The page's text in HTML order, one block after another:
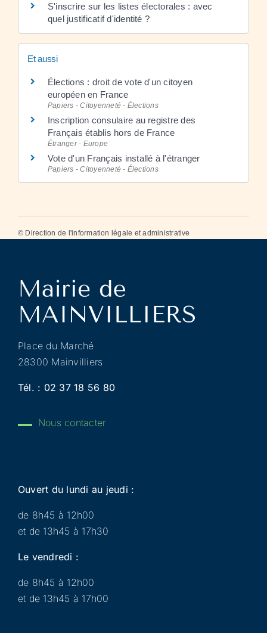
S'inscrire sur les listes électorales : avec
quel justificatif d'identité ?
Et aussi
Élections : droit de vote d'un citoyen
européen en France
Papiers - Citoyenneté - Élections
Inscription consulaire au registre des
Français établis hors de France
Étranger - Europe
Vote d'un Français installé à l'étranger
Papiers - Citoyenneté - Élections
© Direction de l'information légale et administrative
Place du Marché
28300 Mainvilliers
Tél. : 02 37 18 56 80
Nous contacter
Ouvert du lundi au jeudi :
de 8h45 à 12h00
et de 13h45 à 17h30
Le vendredi :
de 8h45 à 12h00
et de 13h45 à 17h00